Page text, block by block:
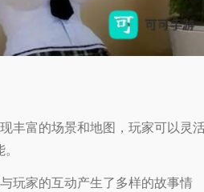
丰富的场景和地图，玩家可以灵
玩家的互动产生了多样的故事情